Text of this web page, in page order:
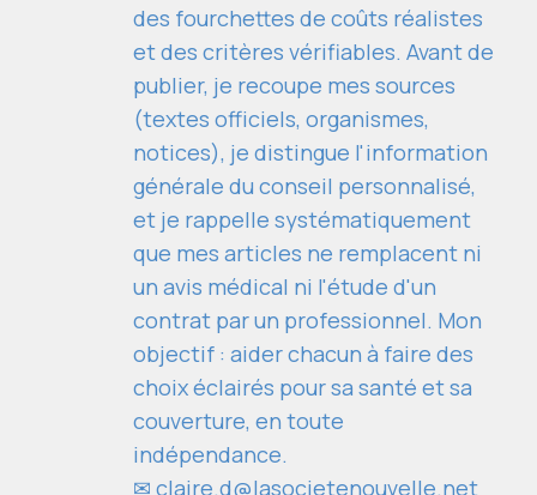
des fourchettes de coûts réalistes
et des critères vérifiables. Avant de
publier, je recoupe mes sources
(textes officiels, organismes,
notices), je distingue l'information
générale du conseil personnalisé,
et je rappelle systématiquement
que mes articles ne remplacent ni
un avis médical ni l'étude d'un
contrat par un professionnel. Mon
objectif : aider chacun à faire des
choix éclairés pour sa santé et sa
couverture, en toute
indépendance.
✉ claire.d@lasocietenouvelle.net